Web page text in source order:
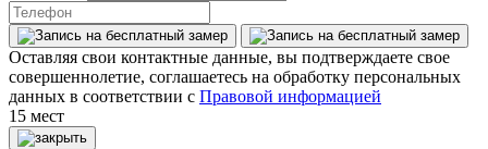
Оставляя свои контактные данные, вы подтверждаете свое
совершеннолетие, соглашаетесь на обработку персональных
данных в соответствии с Правовой информацией
15 мест